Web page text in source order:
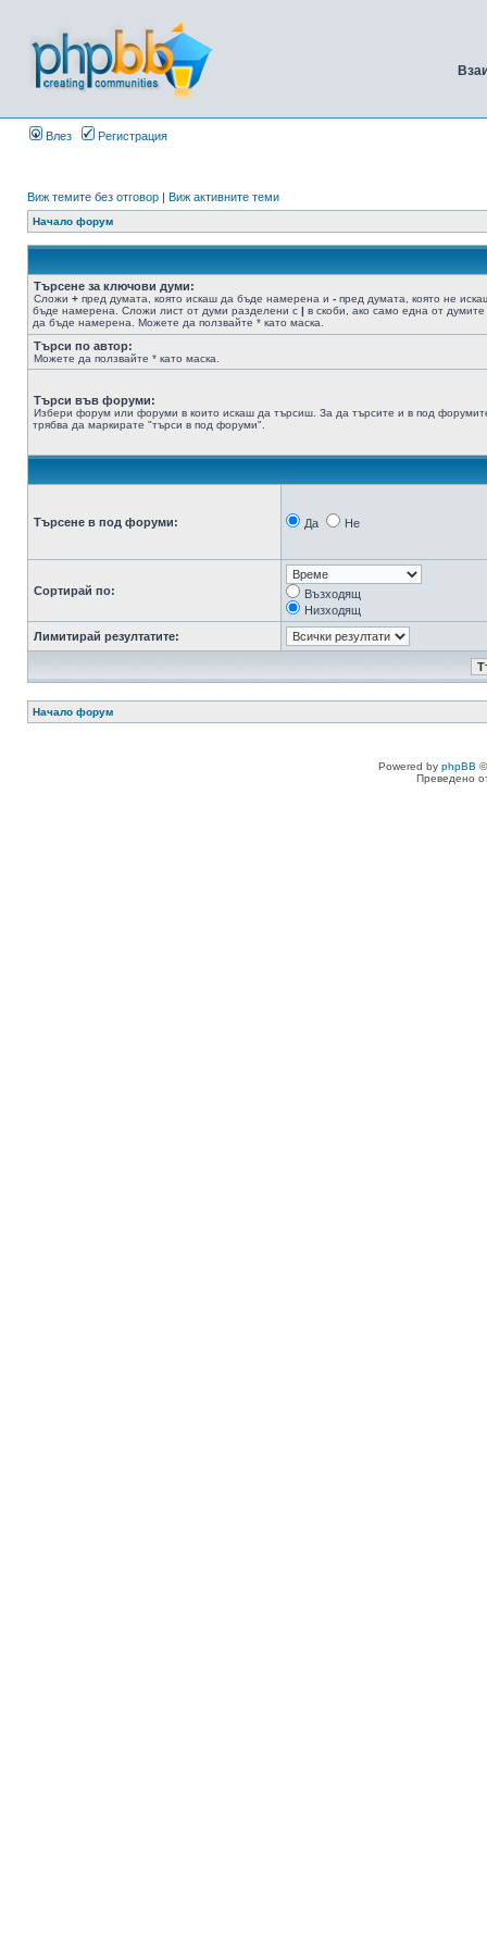
Влез Регистрация
Виж темите без отговор | Виж активните теми
Начало форум
Търсене за ключови думи:
Сложи + пред думата, която искаш да бъде намерена и - пред думата, която не
бъде намерена. Сложи лист от думи разделени с | в скоби, ако само една от думите
да бъде намерена. Можете да ползвайте * като маска.
Търси по автор:
Можете да ползвайте * като маска.
Търси във форуми:
Избери форум или форуми в които искаш да търсиш. За да търсите и в под
трябва да маркирате "търси в под форуми".
Търсене в под форуми: Да Не
Сортирай по:
Възходящ
Низходящ
Лимитирай резултатите:
Начало форум
Powered by phpBB
Преведено